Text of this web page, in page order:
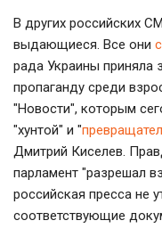
В других российских
выдающиеся. Все они
рада Украины приняла
пропаганду среди
"Новости", которым
"хунтой" и "
Дмитрий Киселев.
парламент "разрешал
российская пресса не
соответствующие